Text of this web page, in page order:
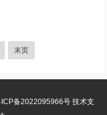
末页
ICP备2022095966号 技术支